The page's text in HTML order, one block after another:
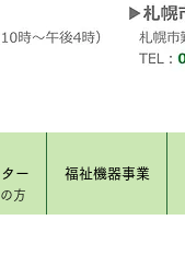
ー 福祉機器事業
方